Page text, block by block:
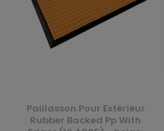
Paillasson Pour Extérieur
Rubber Backed Pp With